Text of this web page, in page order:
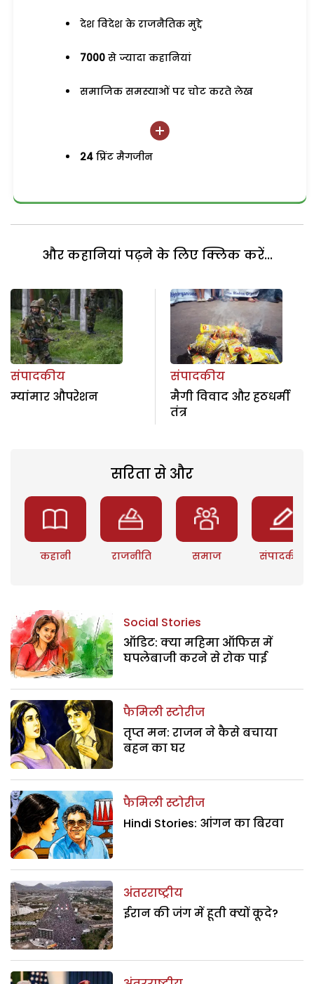
देश विदेश के राजनैतिक मुद्दे
7000 से ज्यादा कहानियां
समाजिक समस्याओं पर चोट करते लेख
24 प्रिंट मैगजीन
और कहानियां पढ़ने के लिए क्लिक करें...
संपादकीय
म्यांमार औपरेशन
संपादकीय
मैगी विवाद और हठधर्मी
तंत्र
सरिता से और
कहानी राजनीति समाज संपादकीय
Social Stories
ऑडिट: क्या महिमा ऑफिस में
घपलेबाजी करने से रोक पाई
फैमिली स्टोरीज
तृप्त मन: राजन ने कैसे बचाया
बहन का घर
फैमिली स्टोरीज
Hindi Stories: आंगन का बिरवा
अंतरराष्ट्रीय
ईरान की जंग में हूती क्यों कूदे?